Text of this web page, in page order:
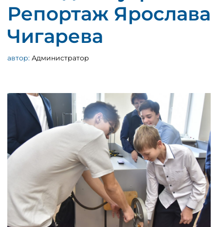
Репортаж Ярослава
Чигарева
автор: Администратор